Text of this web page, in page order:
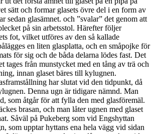
sätt och formar glasets övre del i en form av
sedan glasämnet. och ”svalar” det genom att
på sin arbetsstol. Härefter följer
fot, vilket utföres av den så kallade
en liten glasplatta, och en småpojke för
för sig och de båda delarna lödes fast. Det
tages från munstycket med en tång av trä och
innan glaset bäres till kylugnen.
har slutat vid den tidpunkt, då
Denna ugn är tidigare nämnd. Man
som åtgår för att fylla den med glasföremäl.
brasan, och man låter ugnen med glaset
Såväl på Pukeberg som vid Engshyttan
som upptar hyttans ena hela vägg vid sidan